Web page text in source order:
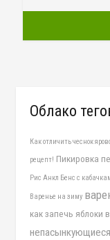
Облако
Как отличить чеснок
рецепт! Пикировка
Рис Анкл Бенс с
Варенье на зиму
как запечь яблоки
непасынкующиеся